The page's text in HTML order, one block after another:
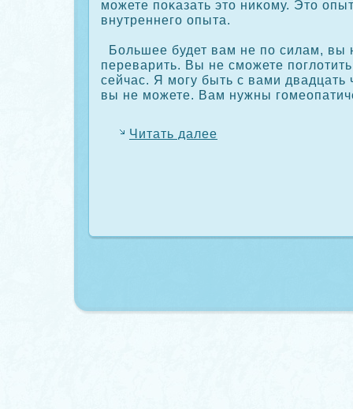
можете пοκазать это ниκοму. Это
внутреннего опыта.
Большее будет вам не по силам, вы
переварить. Вы не сможете
сейчас. Я могу быть с вами двадцать
вы не можете. Вам нужны
Читать далее